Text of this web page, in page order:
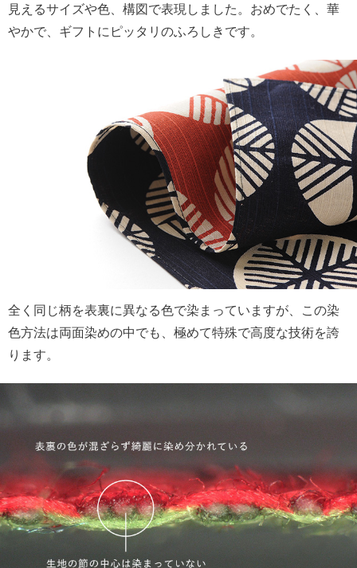
見えるサイズや色、構図で表現しました。おめでたく、華
やかで、ギフトにピッタリのふろしきです。
全く同じ柄を表裏に異なる色で染まっていますが、この染
色方法は両面染めの中でも、極めて特殊で高度な技術を誇
ります。